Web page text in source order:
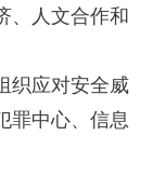
、人文合作和
应对安全威
罪中心、信息